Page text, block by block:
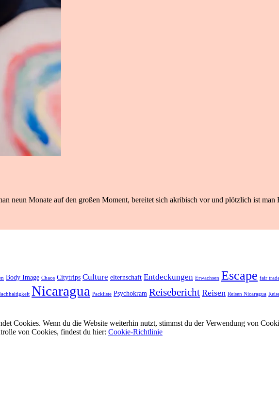
neun Monate auf den großen Moment, bereitet sich akribisch vor und plötzlich ist
Body Image Chaos Citytrips Culture elternschaft Entdeckungen Erwachsen Escape fair
Nicaragua Packliste Psychokram Reisebericht Reisen Reisen Nicaragua
Cookies. Wenn du die Website weiterhin nutzt, stimmst du der Verwendung von
von Cookies, findest du hier: Cookie-Richtlinie